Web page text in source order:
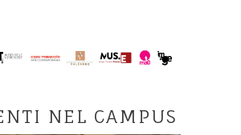
NEL CAMPUS